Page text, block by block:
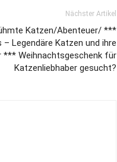
Nächster Artikel
Katzen/Abenteuer/ ***
– Legendäre Katzen und ihre
*** Weihnachtsgeschenk für
Katzenliebhaber gesucht?